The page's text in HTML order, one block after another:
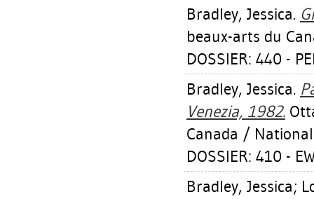
Bradley, Jessica.
beaux-arts du
DOSSIER: 440 -
Bradley, Jessica.
Venezia, 1982.
Canada /
DOSSIER: 410 -
Bradley, Jessica;